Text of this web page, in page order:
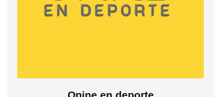
Opine en deporte